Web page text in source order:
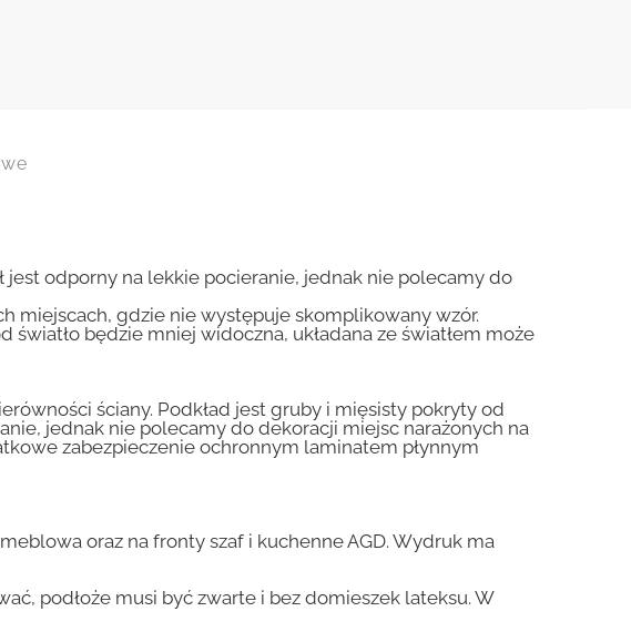
jest odporny na lekkie pocieranie, jednak nie polecamy do
miejscach, gdzie nie występuje skomplikowany wzór.
światło będzie mniej widoczna, układana ze światłem może
ściany. Podkład jest gruby i mięsisty pokryty od
jednak nie polecamy do dekoracji miejsc narażonych na
zabezpieczenie ochronnym laminatem płynnym
oraz na fronty szaf i kuchenne AGD. Wydruk ma
podłoże musi być zwarte i bez domieszek lateksu. W